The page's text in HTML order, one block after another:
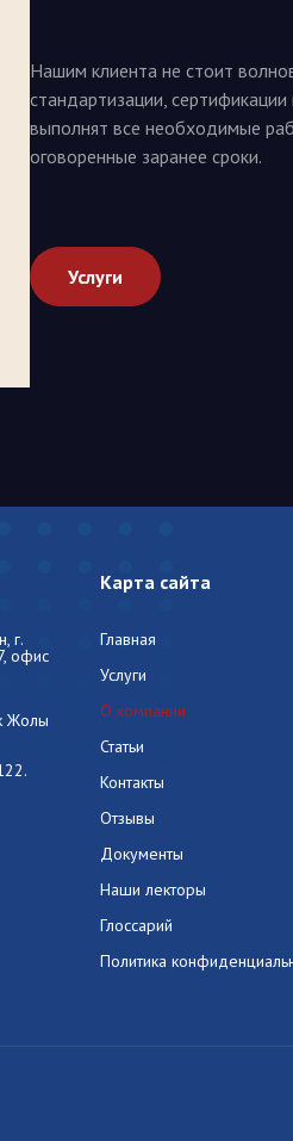
Нашим клиента не стоит
стандартизации,
выполнят все необходимые
оговоренные заранее сроки.
Услуги
г.
офис
Жолы
Карта сайта
Главная
Услуги
О компании
Статьи
Контакты
Отзывы
Документы
Наши лекторы
Глоссарий
Политика